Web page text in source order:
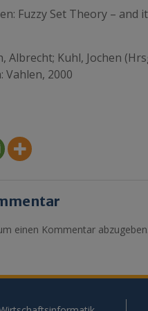
Fuzzy Set Theory –
Albrecht; Kuhl, Jochen
Vahlen, 2000
einen Kommentar abzugeben.